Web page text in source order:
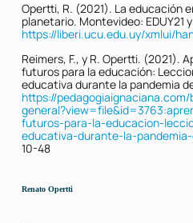
Opertti, R. (2021). La educación
planetario. Montevideo: EDUY21
https://liberi.ucu.edu.uy/xmlui/
Reimers, F., y R. Opertti. (2021).
futuros para la educación:
educativa durante la pandemia
https://
futuros-para-la-educacion-
educativa-durante-la-
10-48
Renato Opertti